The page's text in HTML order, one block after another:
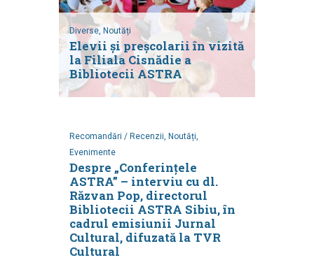
Diverse, Noutăți
Elevii și preșcolarii în vizită
la Filiala Cisnădie a
Bibliotecii ASTRA
Recomandări / Recenzii, Noutăți,
Evenimente
Despre „Conferințele
ASTRA” – interviu cu dl.
Răzvan Pop, directorul
Bibliotecii ASTRA Sibiu, în
cadrul emisiunii Jurnal
Cultural, difuzată la TVR
Cultural